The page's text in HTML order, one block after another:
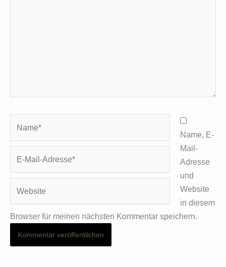
Adresse*
Name, E-
Mail-
Adresse
und
Website
in diesem
Browser für meinen nächsten Kommentar speichern.